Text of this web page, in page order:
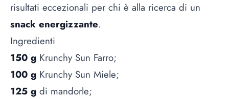
risultati eccezionali per chi è alla ricerca di un
snack energizzante.
Ingredienti
150 g Krunchy Sun Farro;
100 g Krunchy Sun Miele;
125 g di mandorle;